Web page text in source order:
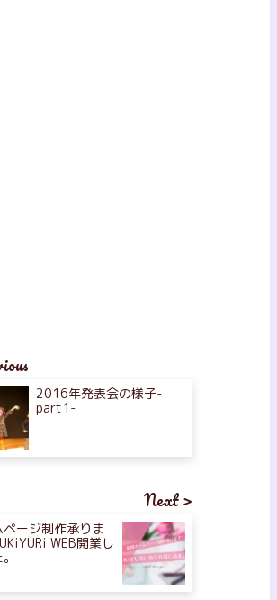
2016年発表会の様子-
part1-
Next >
ページ制作承りま
WEB開業し